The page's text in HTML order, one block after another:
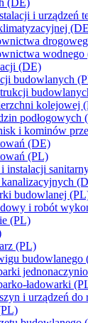
(DE)
i urządzeń
wodnego
(DE)
budowlanych
kolejowej
podłogowych
i kominów
(DE)
(PL)
instalacji
budowlanej
i robót
(PL)
(PL)
budowlanego
ładowarki
i urządzeń do